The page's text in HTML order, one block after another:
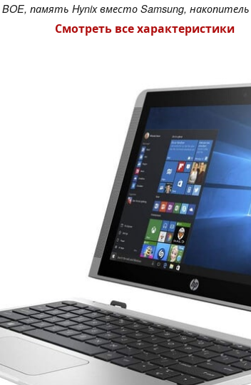
память Hynix вместо Samsung, накопитель
Смотреть все характеристики